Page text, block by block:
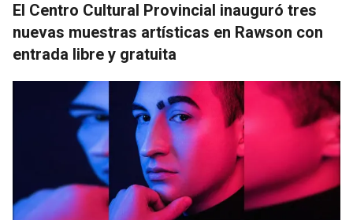
El Centro Cultural Provincial inauguró tres
nuevas muestras artísticas en Rawson con
entrada libre y gratuita